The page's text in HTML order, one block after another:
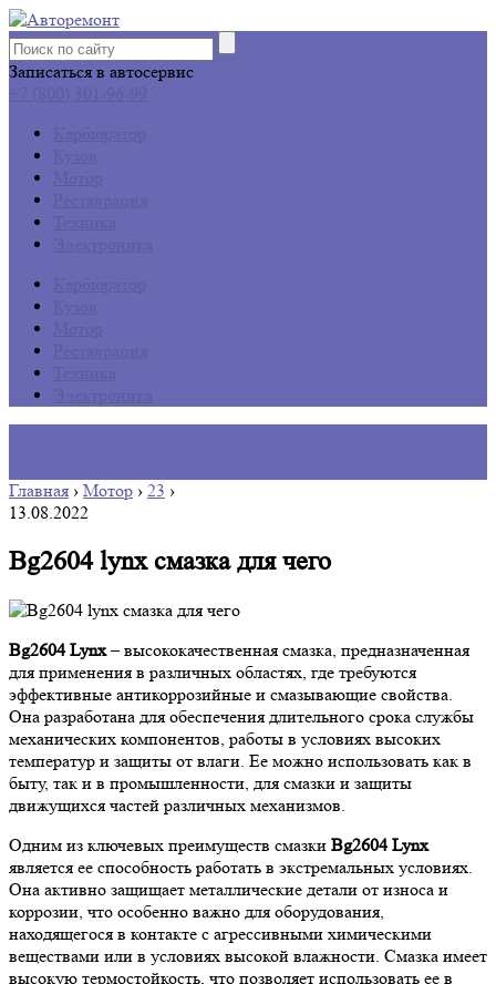
Записаться в автосервис
Главная › Мотор › 23 ›
13.08.2022
Bg2604 lynx смазка для чего
Bg2604 Lynx– высококачественная смазка, предназначенная
для применения в различных областях, где требуются
эффективные антикоррозийные и смазывающие свойства.
Она разработана для обеспечения длительного срока службы
механических компонентов, работы в условиях высоких
температур и защиты от влаги. Ее можно использовать как в
быту, так и в промышленности, для смазки и защиты
движущихся частей различных механизмов.
Одним из ключевых преимуществ смазки Bg2604 Lynx
является ее способность работать в экстремальных условиях.
Она активно защищает металлические детали от износа и
коррозии, что особенно важно для оборудования,
находящегося в контакте с агрессивными химическими
веществами или в условиях высокой влажности. Смазка имеет
высокую термостойкость, что позволяет использовать ее в